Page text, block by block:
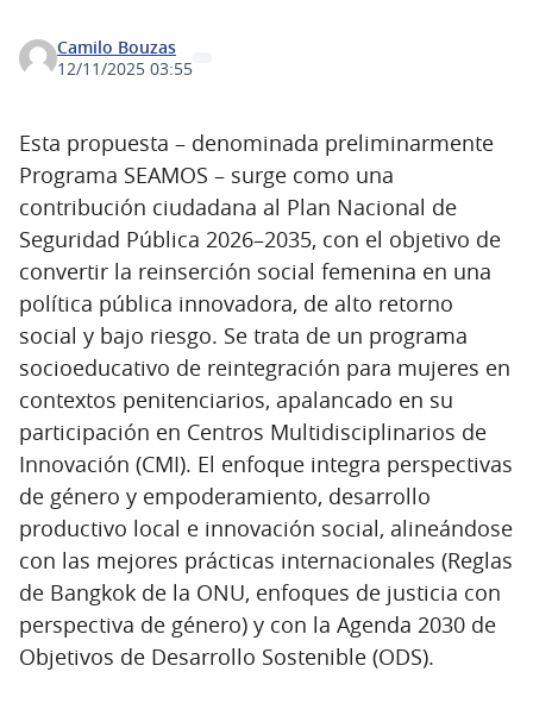
Camilo Bouzas
12/11/2025 03:55
Esta propuesta – denominada preliminarmente
Programa SEAMOS – surge como una
contribución ciudadana al Plan Nacional de
Seguridad Pública 2026–2035, con el objetivo de
convertir la reinserción social femenina en una
política pública innovadora, de alto retorno
social y bajo riesgo. Se trata de un programa
socioeducativo de reintegración para mujeres en
contextos penitenciarios, apalancado en su
participación en Centros Multidisciplinarios de
Innovación (CMI). El enfoque integra perspectivas
de género y empoderamiento, desarrollo
productivo local e innovación social, alineándose
con las mejores prácticas internacionales (Reglas
de Bangkok de la ONU, enfoques de justicia con
perspectiva de género) y con la Agenda 2030 de
Objetivos de Desarrollo Sostenible (ODS).